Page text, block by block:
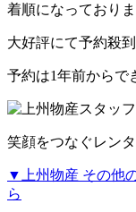
着順になっておりま
大好評にて予約殺到
予約は1年前からで
笑顔をつなぐレン
▼上州物産 その他
ら